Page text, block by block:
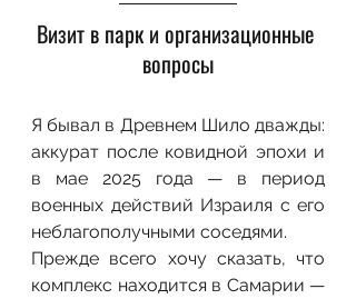
Визит в парк и организационные
вопросы
Я бывал в Древнем Шило дважды:
аккурат после ковидной эпохи и
в мае 2025 года — в период
военных действий Израиля с его
неблагополучными соседями.
Прежде всего хочу сказать, что
комплекс находится в Самарии —